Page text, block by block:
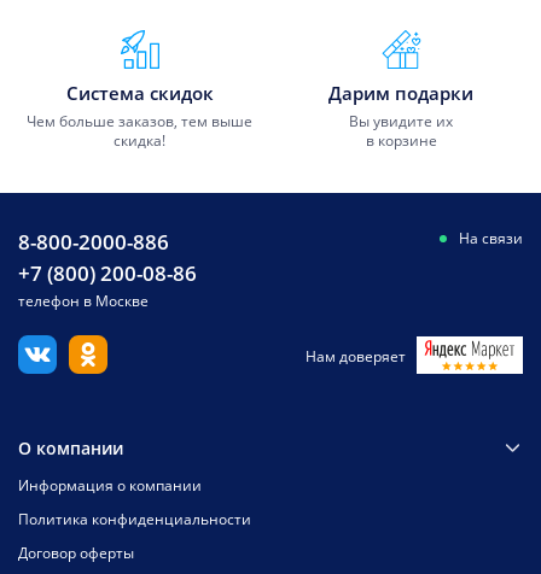
Система скидок
Чем больше заказов, тем выше
скидка!
Дарим подарки
Вы увидите их
в корзине
8-800-2000-886
+7 (800) 200-08-86
телефон в Москве
На связи
Нам доверяет
О компании
Информация о компании
Политика конфиденциальности
Договор оферты